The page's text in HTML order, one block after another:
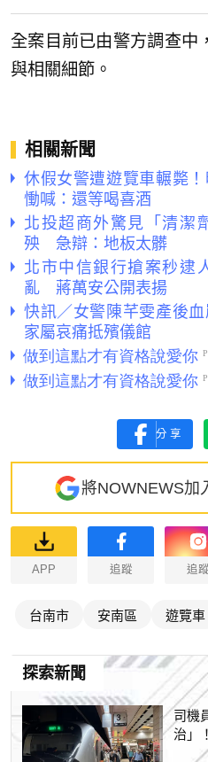
全案目前已由警方調查中
與相關細節。
相關新聞
休假女警遭遊覽車輾斃
慟喊：還等喝喜酒
北投超商外驚見「清潔
殃 急辯：地板太髒
北市中信銀行搶案秒逮
亂 蔣萬安公開表揚
快訊／女警陳芊雯產後
家屬哀痛抵殯儀館
分享
將NOWNEWS加
APP 追蹤 追蹤
台南市 安南區 遊覽車
探索新聞
司機
治」